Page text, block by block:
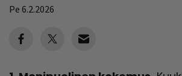
Pe 6.2.2026